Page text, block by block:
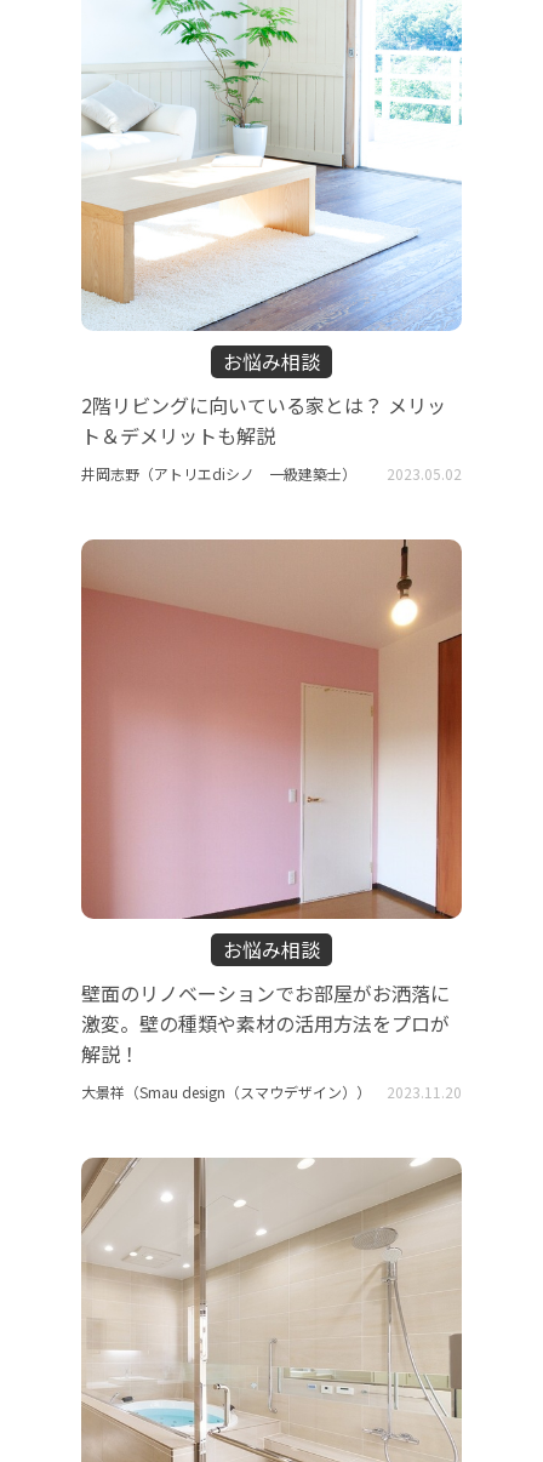
お悩み相談
2階リビングに向いている家とは？ メリッ
ト＆デメリットも解説
井岡志野（アトリエdiシノ 一級建築士） 2023.05.02
お悩み相談
壁面のリノベーションでお部屋がお洒落に
激変。壁の種類や素材の活用方法をプロが
解説！
大景祥（Smau design（スマウデザイン）） 2023.11.20